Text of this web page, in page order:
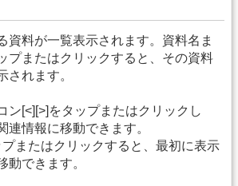
資料が一覧表示されます。資料名ま
プまたはクリックすると、その資料
されます。
ン[<][>]をタップまたはクリックし
連情報に移動できます。
またはクリックすると、最初に表示
動できます。